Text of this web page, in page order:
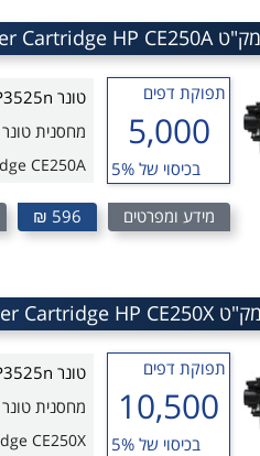
תפוקת דפים
5,000
בכיסוי של 5%
טונר HP CP3525n
מחסנית טונר HP 504A בצבע שחור
CE250A
מידע ומפרטים 596 ₪
תפוקת דפים
10,500
בכיסוי של 5%
טונר HP CP3525n
מחסנית טונר HP 504X בצבע שחור
CE250X